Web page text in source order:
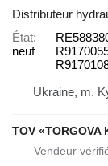
Distributeur
État
neuf
Ukraine, m.
TOV «TORGOVA